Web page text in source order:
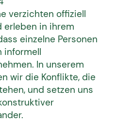
verzichten offiziell
erleben in ihrem
einzelne Personen
informell
In unserem
wir die Konflikte, die
und setzen uns